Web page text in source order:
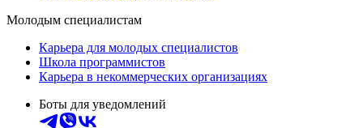
Молодым специалистам
Карьера для молодых специалистов
Школа программистов
Карьера в некоммерческих организациях
Боты для уведомлений